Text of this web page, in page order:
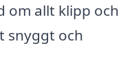
om allt klipp och
snyggt och